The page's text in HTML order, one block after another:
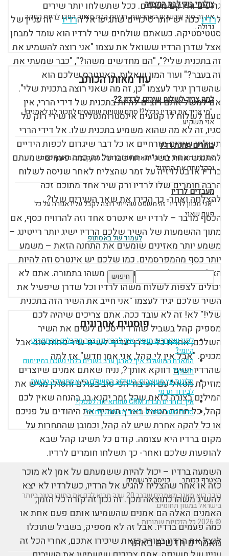
גרועים וחלקם מעולים. ככל שתשלחו יותר שירים
לרדיוככה יש יותר סיכויים שתגיעו אל הרדיו– זה עניין של
סטטיסטיקה. כשאתם שולחים שיר לרדיו הוא עומד למבחן
אצל שדרן הרדיו ששואל את עצמו "אני רוצה להשמיע את
זה בתכנית שלי?", "הם מחדשים משהו?", "כבר שמעתי את
זה בעבר?" ועוד המון שאלות. האינטרס שלכם הוא
שהשדרן יגיד לעצמו "כן, זה מה שאני רוצה בתכנית שלי".
אם למשל אתם רוצים להיות בתכנית של דידי הררי, אין
טעם לשלוח לו קטעים אינסטרומנטלים או שירי רוק על
סגיו, זה לא מה שהוא משמיע בתכנית שלו. אל דידי הררי
תשלחו שירים מזרחיים או כל דבר שיגרום לכפות הידיים
להתנגש אחת בשנייה. תחשבו על זה, כמה פעמים שמעתם
ברדיו או בטלויזיה על זמר שהצליח לאחר שניסה לשלוח
הרבה חומרים שלו לרדיו ורק שיר אחד מתוכם זכה
להצלחה ואחר- כך הכירו את שאר השירים שלו?.
הכסף מדבר – לרדיו יש אינטרס אחד וזה להרוויח כסף, אם
מתוך ההשמעות של השיר שלכם הרדיו ישיג יותר רייטינג –
משמע יותר מאזינים שומעים את התחנה הזאת – משמע
יותר כסף מהמפרסמים. כמו שלכם יש אינטרס וזה להיות
הצלחה מוזיקלית הרדיו גם צריך משהו בתמורה. אתם לא
יכולים לצפות לשלוח משהו לרדיו וכל שדרן שיפעיל את
השיר שלכם יגיד לעצמו "אני חייב את השיר הזה בתכנית
שלי!" לא! זה לא עובד ככה. אתם צריכים שיהיה לכם
מספיק קהל בשביל שהרדיו יסכים לשים את השיר
השלכם, אחרת כל שדרן יעדיף לשים שיר פחות טוב אבל
מכניס. "אבל אין לי קהל, אני אמן חדש" אז למה
שהרדיו ישים דווקא אותך?, נניח שאתם אמנים שיוצרים
מוזיקת מטאל עם העיבוד הכי טוב בעולם והסולן מגיש את
המילים בצורה כזאת שכל זמר יקנא בו, בהנחה שאין לכם
קהל, כל תחנת מטאל בארץ תעדיף את היהודים על פניכם
או כל להקה אחרת שיש לה קהל, וכמובן שהתחרות על
מקום ברדיו היא עצומה. קודם כל תשיגו קהל שבא
להופעות שלכם ואחר- כך תשלחו חומרים לרדיו.
השמעה ברדיו – יכול להיות ששמעתם על אמן לא מוכר
כזה או אחר שהצליח להגיע אל הרדיו, כשלרדיו לא יצא
להשיג משהו כתוצאה מכך. זה נכון זה קורה כל הזמן,
האמנים האלה הם אמנים שהשמיעו אותם פעם אחת או
כמה פעמים ברדיו. אבל זה לא מספיק, בשביל שתוכלו
לנצל את הרדיו בצורה כזאת שיכירו אתכם, אחרי הכל זה
צילומי בוק לבת המצווה
אין זה סוד שבשנים האחרונות, חגיגות הבת מצווה הפכו להיות הפקה
גדולה...
עוד מאותו הכותב
למה צריך לשלוח שירים לרדיו ??
"מי צריך את הרדיו בכלל?! סתם שטויות שמנסים למכור לנו לאמנים!
אני משקיע...
בוחרים תחנת רדיו
אז כתבתם שיר לפי ה"תנאים של הרדיו", השקעתם מאמץ כספי
והקלטתם את הסינגל...
מעבדים לרדיו
"אני מכוון לרדיו" זה משפט שהייתי רוצה לקבל עליו אגורה על כל
פעם שאני...
לעמוד של באסתופ
חיפוש:
פוסטים אחרונים
לפני שבוחרים תוסף: איך להבין מה כבר מקבלים מהתפריט
היומי?
המארח המושלם: איך לארגן ערב בשרים בלתי נשכח במינימום
מאמץ?
חלונות עץ מעוצבים: השילוב המושלם בין אסתטיקה טבעית
לבידוד תרמי
איך בוחרים חברת CRM שמתאימה לעסק?
סרום לעור הפנים- כיצד משתמשים בו?
הצטרף ככותב
כניסה לרשומים
רידר הוא מאגר מאמרים שכבר 20 שנה מביא לכם את התוכן הטוב ביותר
בישראל במגוון תחומים.
© 2026 כל הזכויות שמורות
מאמרים חדשים באתר